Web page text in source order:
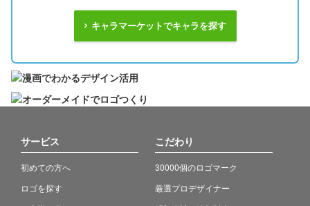
キャラマーケットでキャラを探す
サービス
初めての方へ
ロゴを探す
こだわり
30000個のロゴマーク
厳選プロデザイナー